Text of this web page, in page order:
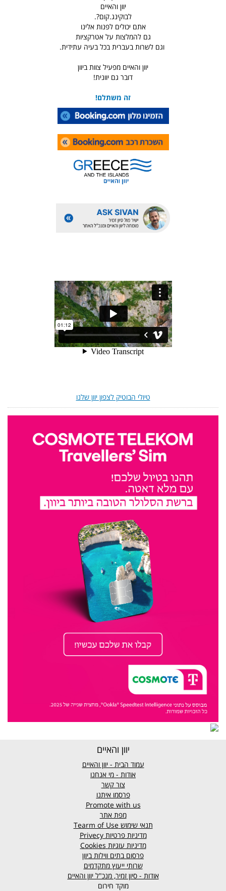
יוון והאיים
לבוקינג.קום?.
אתם יכולים לפנות אלינו
גם להמלצות על אטרקציות
וגם לשרות בעברית בכל בעיה עתידית.
יוון והאיים מפעיל צוות ביוון
דובר גם יוונית!
זה משתלם!
טיולי הבוטיק לצפון יוון שלנו
יוון והאיים
עמוד הבית - יוון והאיים
אודות - מי אנחנו
צור קשר
פרסמו איתנו
Promote with us
מפת אתר
תנאי שימוש
מדיניות פרטיות Privecy
מדיניות עוגיות Cookies
פרסום בתים ווילות ביוון
שרותי ייעוץ מתקדמים
אודות - סיון זמיר, מנכ"ל יוון והאיים
מוקד חירום